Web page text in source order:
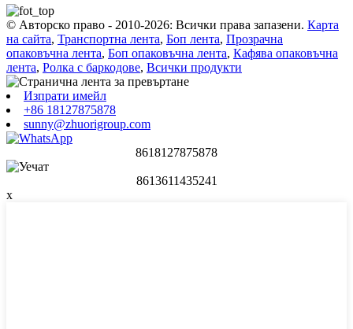
© Авторско право - 2010-2026: Всички права запазени. Карта
на сайта, Транспортна лента, Боп лента, Прозрачна
опаковъчна лента, Боп опаковъчна лента, Кафява опаковъчна
лента, Ролка с баркодове, Всички продукти
Изпрати имейл
+86 18127875878
sunny@zhuorigroup.com
8618127875878
8613611435241
x